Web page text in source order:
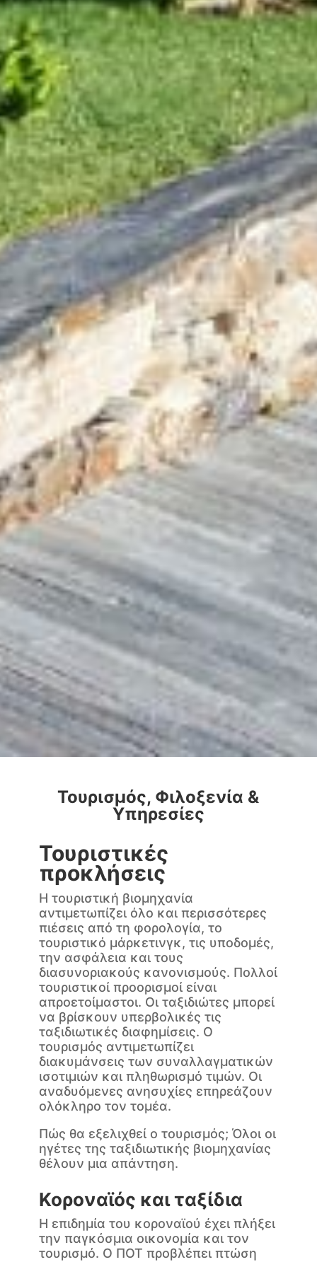
Τουρισμός, Φιλοξενία &
Υπηρεσίες
Τουριστικές
προκλήσεις
Η τουριστική βιομηχανία
αντιμετωπίζει όλο και περισσότερες
πιέσεις από τη φορολογία, το
τουριστικό μάρκετινγκ, τις υποδομές,
την ασφάλεια και τους
διασυνοριακούς κανονισμούς. Πολλοί
τουριστικοί προορισμοί είναι
απροετοίμαστοι. Οι ταξιδιώτες μπορεί
να βρίσκουν υπερβολικές τις
ταξιδιωτικές διαφημίσεις. Ο
τουρισμός αντιμετωπίζει
διακυμάνσεις των συναλλαγματικών
ισοτιμιών και πληθωρισμό τιμών. Οι
αναδυόμενες ανησυχίες επηρεάζουν
ολόκληρο τον τομέα.
Πώς θα εξελιχθεί ο τουρισμός; Όλοι οι
ηγέτες της ταξιδιωτικής βιομηχανίας
θέλουν μια απάντηση.
Κοροναϊός και ταξίδια
Η επιδημία του κοροναϊού έχει πλήξει
την παγκόσμια οικονομία και τον
τουρισμό. Ο ΠΟΤ προβλέπει πτώση